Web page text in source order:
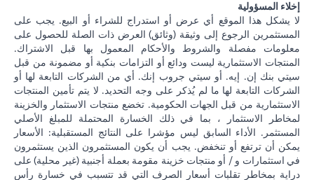
إخلاء المسؤولية
لا يشكل هذا الموقع أي عرض أو استدراج للشراء أو البيع. يجب على
المستثمرين الرجوع إلى وثيقة (وثائق) العرض ذات الصلة للحصول على
معلومات مفصلة والشروط والأحكام المعمول بها قبل الاشتراك.
المنتجات الاستثمارية ليست ودائع أو التزامات بنكية أو مضمونة من قبل
سيتي بنك إن. إيه. أو سيتي جروب إنك. أي من الشركات التابعة لها أو
الشركات التابعة لها ما لم يُذكر على وجه التحديد. لا يتم تأمين المنتجات
الاستثمارية من قبل الجهات الحكومية. تخضع منتجات الاستثمار والخزينة
لمخاطر الاستثمار ، بما في ذلك الخسارة المحتملة للمبلغ الأصلي
المستثمر. الأداء السابق ليس مؤشرا على النتائج المستقبلية: الأسعار
يمكن أن ترتفع أو تنخفض. يجب أن يكون المستثمرون الذين يستثمرون
في استثمارات و / أو منتجات خزينة مقومة بعملة أجنبية (غير محلية) على
دراية بمخاطر تقلبات أسعار الصرف التي قد تتسبب في خسارة رأس